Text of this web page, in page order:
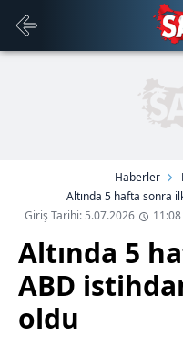
Haberler
Altında 5 hafta sonra
Giriş Tarihi: 5.07.2026
11:08
Altında 5
ABD
oldu